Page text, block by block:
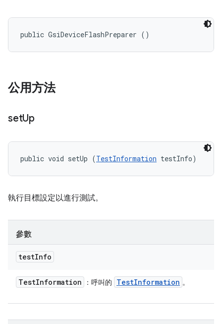
public GsiDeviceFlashPreparer ()
公用方法
setUp
public void setUp (TestInformation testInfo)
執行目標設定以進行測試。
參數
testInfo
TestInformation ：呼叫的 TestInformation 。